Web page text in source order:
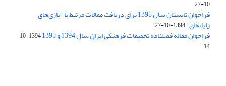
10-27
فراخوان تابستان سال 1395 برای دریافت مقالات مرتبط با "بازی‌های
رایانه‌ای"1394-10-27
فراخوان مقاله فصلنامه تحقیقات فرهنگی ایران سال 1394 و 1395
1394-10-
14